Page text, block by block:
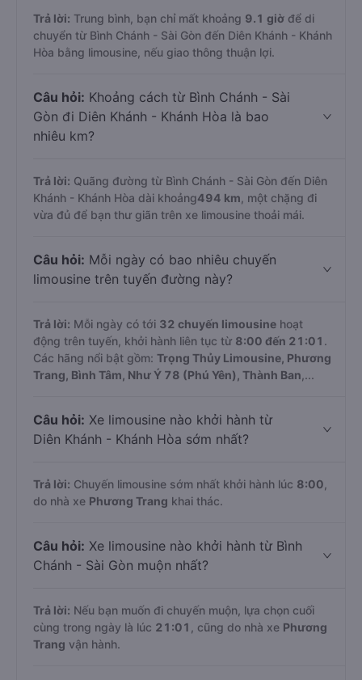
Trả lời: Trung bình, bạn chỉ mất khoảng 9.1 giờ để di
chuyển từ Bình Chánh - Sài Gòn đến Diên Khánh - Khánh
Hòa bằng limousine, nếu giao thông thuận lợi.
Câu hỏi: Khoảng cách từ Bình Chánh - Sài
Gòn đi Diên Khánh - Khánh Hòa là bao
nhiêu km?
Trả lời: Quãng đường từ Bình Chánh - Sài Gòn đến Diên
Khánh - Khánh Hòa dài khoảng494 km , một chặng đi
vừa đủ để bạn thư giãn trên xe limousine thoải mái.
Câu hỏi: Mỗi ngày có bao nhiêu chuyến
limousine trên tuyến đường này?
Trả lời: Mỗi ngày có tới 32 chuyến limousine hoạt
động trên tuyến, khởi hành liên tục từ 8:00 đến 21:01 .
Các hãng nổi bật gồm: Trọng Thủy Limousine, Phương
Trang, Bình Tâm, Như Ý 78 (Phú Yên), Thành Ban ,...
Câu hỏi: Xe limousine nào khởi hành từ
Diên Khánh - Khánh Hòa sớm nhất?
Trả lời: Chuyến limousine sớm nhất khởi hành lúc 8:00
do nhà xe Phương Trang khai thác.
Câu hỏi: Xe limousine nào khởi hành từ Bình
Chánh - Sài Gòn muộn nhất?
Trả lời: Nếu bạn muốn đi chuyến muộn, lựa chọn cuối
cùng trong ngày là lúc 21:01 , cũng do nhà xe Phương
Trang vận hành.